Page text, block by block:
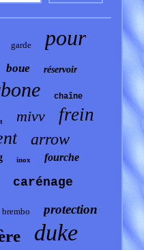
garde pour
boue réservoir
chaîne
mivv frein
arrow
inox fourche
carénage
brembo protection
duke